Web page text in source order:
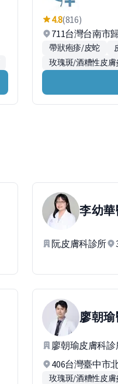
4.8(816)
711台灣台南市
帶狀疱疹/皮蛇
玫瑰斑/酒糟性皮
李幼華
阮皮膚科診所
廖朝瑜
廖朝瑜皮膚科診
406台灣臺中市
玫瑰斑/酒糟性皮